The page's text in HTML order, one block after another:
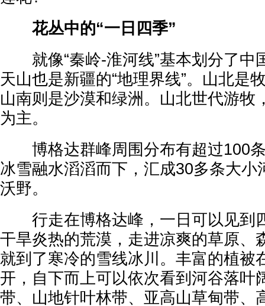
花丛中的“一日四季”
就像“秦岭-淮河线”基本划分了中
天山也是新疆的“地理界线”。山北是
山南则是沙漠和绿洲。山北世代游牧
为主。
博格达群峰周围分布有超过100条
冰雪融水滔滔而下，汇成30多条大小
沃野。
行走在博格达峰，一日可以见到
干旱炎热的荒漠，走进凉爽的草原、
就到了寒冷的雪线冰川。丰富的植被
开，自下而上可以依次看到河谷落叶
带、山地针叶林带、亚高山草甸带、